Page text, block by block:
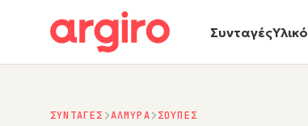
ΣυνταγέςΥλικό
ΣΥΝΤΑΓΕΣ ΑΛΜΥΡΑ ΣΟΥΠΕΣ